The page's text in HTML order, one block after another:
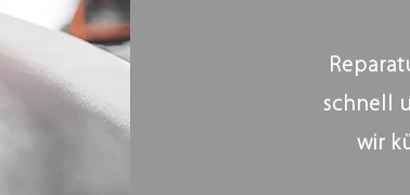
schnell
wir